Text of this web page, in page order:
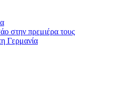
στην πρεμιέρα τους
Γερμανία